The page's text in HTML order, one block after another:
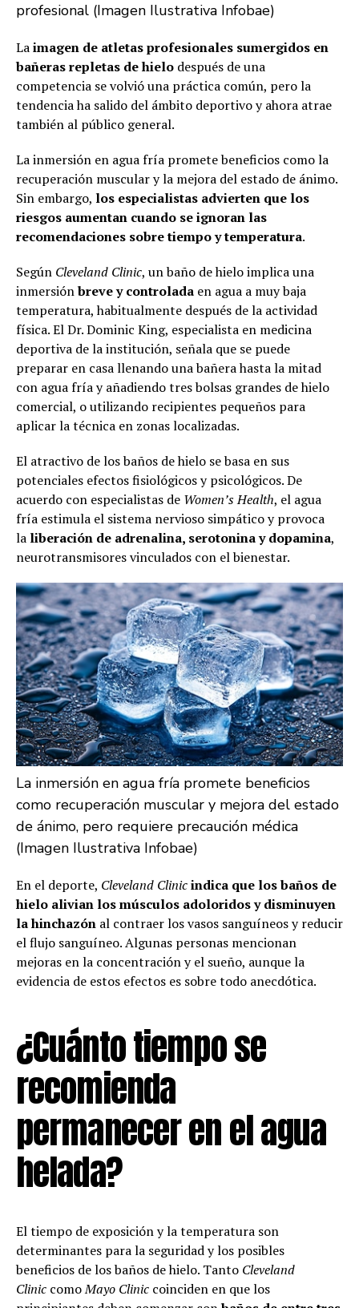
profesional (Imagen Ilustrativa Infobae)
Laimagen de atletas profesionales sumergidos en
bañeras repletas de hielo después de una
competencia se volvió una práctica común, pero la
tendencia ha salido del ámbito deportivo y ahora atrae
también al público general.
La inmersión en agua fría promete beneficios como la
recuperación muscular y la mejora del estado de ánimo.
Sin embargo, los especialistas advierten que los
riesgos aumentan cuando se ignoran las
recomendaciones sobre tiempo y temperatura.
Según Cleveland Clinic, un baño de hielo implica una
inmersiónbreve y controlada en agua a muy baja
temperatura, habitualmente después de la actividad
física. El Dr. Dominic King, especialista en medicina
deportiva de la institución, señala que se puede
preparar en casa llenando una bañera hasta la mitad
con agua fría y añadiendo tres bolsas grandes de hielo
comercial, o utilizando recipientes pequeños para
aplicar la técnica en zonas localizadas.
El atractivo de los baños de hielo se basa en sus
potenciales efectos fisiológicos y psicológicos. De
acuerdo con especialistas de Women’s Health, el agua
fría estimula el sistema nervioso simpático y provoca
la liberación de adrenalina, serotonina y dopamina,
neurotransmisores vinculados con el bienestar.
La inmersión en agua fría promete beneficios
como recuperación muscular y mejora del estado
de ánimo, pero requiere precaución médica
(Imagen Ilustrativa Infobae)
En el deporte, Cleveland Clinicindica que los baños de
hielo alivian los músculos adoloridos y disminuyen
la hinchazón al contraer los vasos sanguíneos y reducir
el flujo sanguíneo. Algunas personas mencionan
mejoras en la concentración y el sueño, aunque la
evidencia de estos efectos es sobre todo anecdótica.
¿Cuánto tiempo se
recomienda
permanecer en el agua
helada?
El tiempo de exposición y la temperatura son
determinantes para la seguridad y los posibles
beneficios de los baños de hielo. Tanto Cleveland
Clinic comoMayo Clinic coinciden en que los